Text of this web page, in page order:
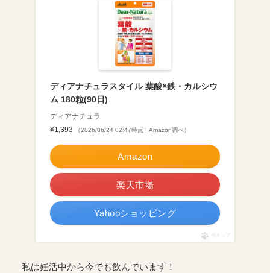
ディアナチュラスタイル 葉酸×鉄・カルシウ
ム 180粒(90日)
ディアナチュラ
¥1,393
（2026/06/24 02:47時点 | Amazon調べ）
Amazon
楽天市場
Yahooショッピング
ポチップ
私は妊活中から今でも飲んでいます！